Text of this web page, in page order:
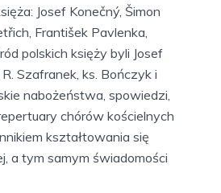
Josef Konečný, Šimon
František Pavlenka,
polskich księży byli Josef
R. Szafranek, ks. Bończyk i
nabożeństwa, spowiedzi,
chórów kościelnych
kształtowania się
a tym samym świadomości